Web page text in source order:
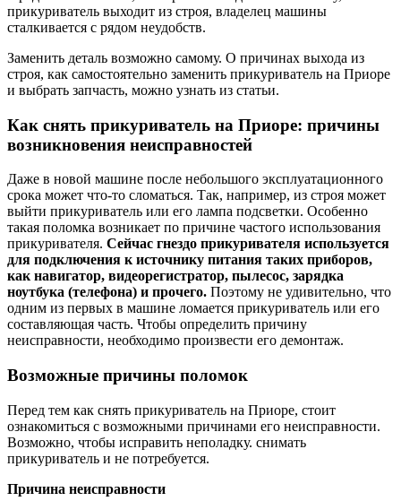
прикуриватель выходит из строя, владелец машины
сталкивается с рядом неудобств.
Заменить деталь возможно самому. О причинах выхода из
строя, как самостоятельно заменить прикуриватель на Приоре
и выбрать запчасть, можно узнать из статьи.
Как снять прикуриватель на Приоре: причины
возникновения неисправностей
Даже в новой машине после небольшого эксплуатационного
срока может что-то сломаться. Так, например, из строя может
выйти прикуриватель или его лампа подсветки. Особенно
такая поломка возникает по причине частого использования
прикуривателя. Сейчас гнездо прикуривателя используется
для подключения к источнику питания таких приборов,
как навигатор, видеорегистратор, пылесос, зарядка
ноутбука (телефона) и прочего. Поэтому не удивительно, что
одним из первых в машине ломается прикуриватель или его
составляющая часть. Чтобы определить причину
неисправности, необходимо произвести его демонтаж.
Возможные причины поломок
Перед тем как снять прикуриватель на Приоре, стоит
ознакомиться с возможными причинами его неисправности.
Возможно, чтобы исправить неполадку. снимать
прикуриватель и не потребуется.
Причина неисправности